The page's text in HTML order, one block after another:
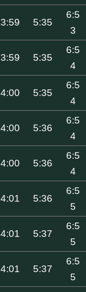
3:59 5:35
6:5
3
3:59 5:35
6:5
4
4:00 5:35
6:5
4
4:00 5:36
6:5
4
4:00 5:36
6:5
4
4:01 5:36
6:5
5
4:01 5:37
6:5
5
4:01 5:37
6:5
5